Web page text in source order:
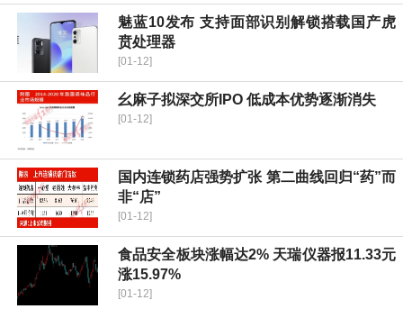
魅蓝10发布 支持面部识别解锁搭载国产虎
贲处理器
[01-12]
幺麻子拟深交所IPO 低成本优势逐渐消失
[01-12]
国内连锁药店强势扩张 第二曲线回归“药”而
非“店”
[01-12]
食品安全板块涨幅达2% 天瑞仪器报11.33元
涨15.97%
[01-12]